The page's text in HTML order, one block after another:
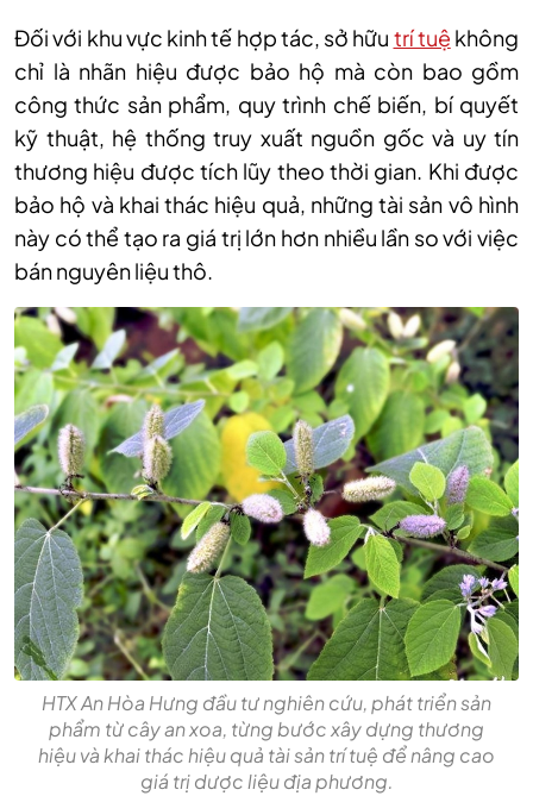
Đối với khu vực kinh tế hợp tác, sở hữu trí tuệ không
chỉ là nhãn hiệu được bảo hộ mà còn bao gồm
công thức sản phẩm, quy trình chế biến, bí quyết
kỹ thuật, hệ thống truy xuất nguồn gốc và uy tín
thương hiệu được tích lũy theo thời gian. Khi được
bảo hộ và khai thác hiệu quả, những tài sản vô hình
này có thể tạo ra giá trị lớn hơn nhiều lần so với việc
bán nguyên liệu thô.
HTX An Hòa Hưng đầu tư nghiên cứu, phát triển sản
phẩm từ cây an xoa, từng bước xây dựng thương
hiệu và khai thác hiệu quả tài sản trí tuệ để nâng cao
giá trị dược liệu địa phương.